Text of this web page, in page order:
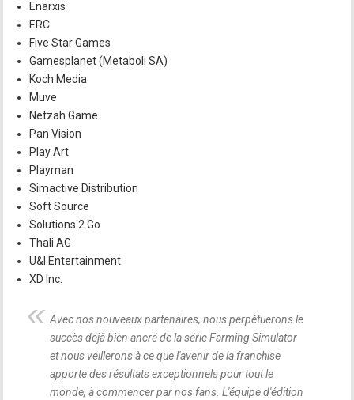
Enarxis
ERC
Five Star Games
Gamesplanet (Metaboli SA)
Koch Media
Muve
Netzah Game
Pan Vision
Play Art
Playman
Simactive Distribution
Soft Source
Solutions 2 Go
Thali AG
U&I Entertainment
XD Inc.
Avec nos nouveaux partenaires, nous perpétuerons le
succès déjà bien ancré de la série Farming Simulator
et nous veillerons à ce que l'avenir de la franchise
apporte des résultats exceptionnels pour tout le
monde, à commencer par nos fans. L'équipe d'édition